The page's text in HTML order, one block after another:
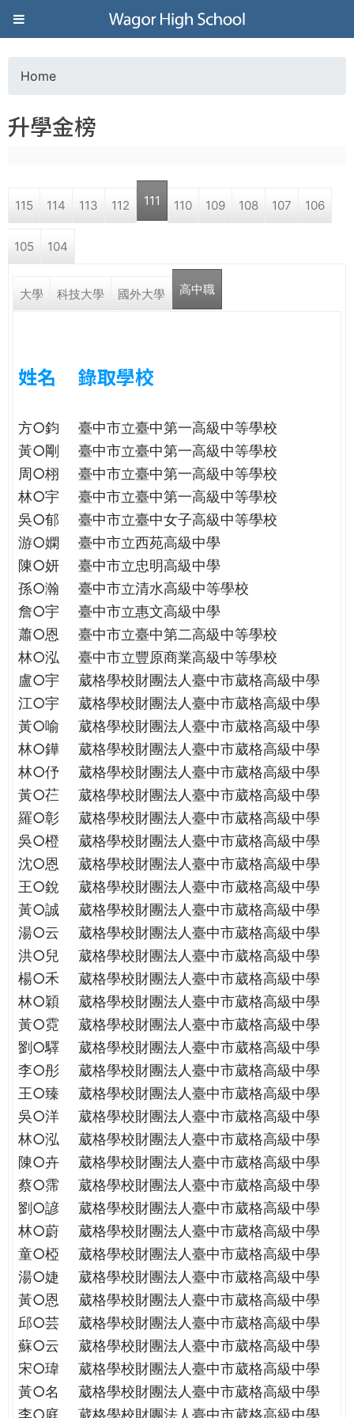
Jump to navigation
葳
格
高
學
民。
WAGOR
TODAY
THE
WORLD
TOMORROW
PUTTING
YOU
THE
PATH
GLOBAL
CITIZENSHIP
o
a
r
e
e
e
Home
升學金榜
115 114 113 112 111 110 109 108 107 106
105 104
大學 科技大學 國外大學 高中職
姓名 錄取學校
方○鈞
臺中市立臺中第一高級中等學校
黃○剛
臺中市立臺中第一高級中等學校
周○栩
臺中市立臺中第一高級中等學校
林○宇
臺中市立臺中第一高級中等學校
吳○郁
臺中市立臺中女子高級中等學校
游○嫻
臺中市立西苑高級中學
陳○妍
臺中市立忠明高級中學
孫○瀚
臺中市立清水高級中等學校
詹○宇
臺中市立惠文高級中學
蕭○恩
臺中市立臺中第二高級中等學校
林○泓
臺中市立豐原商業高級中等學校
盧○宇
葳格學校財團法人臺中市葳格高級中學
江○宇
葳格學校財團法人臺中市葳格高級中學
黃○喻
葳格學校財團法人臺中市葳格高級中學
林○鏵
葳格學校財團法人臺中市葳格高級中學
林○伃
葳格學校財團法人臺中市葳格高級中學
黃○芢
葳格學校財團法人臺中市葳格高級中學
羅○彰
葳格學校財團法人臺中市葳格高級中學
吳○橙
葳格學校財團法人臺中市葳格高級中學
沈○恩
葳格學校財團法人臺中市葳格高級中學
王○銳
葳格學校財團法人臺中市葳格高級中學
黃○誠
葳格學校財團法人臺中市葳格高級中學
湯○云
葳格學校財團法人臺中市葳格高級中學
洪○兒
葳格學校財團法人臺中市葳格高級中學
楊○禾
葳格學校財團法人臺中市葳格高級中學
林○穎
葳格學校財團法人臺中市葳格高級中學
黃○霓
葳格學校財團法人臺中市葳格高級中學
劉○驛
葳格學校財團法人臺中市葳格高級中學
李○彤
葳格學校財團法人臺中市葳格高級中學
王○臻
葳格學校財團法人臺中市葳格高級中學
吳○洋
葳格學校財團法人臺中市葳格高級中學
林○泓
葳格學校財團法人臺中市葳格高級中學
陳○卉
葳格學校財團法人臺中市葳格高級中學
蔡○霈
葳格學校財團法人臺中市葳格高級中學
劉○諺
葳格學校財團法人臺中市葳格高級中學
林○蔚
葳格學校財團法人臺中市葳格高級中學
童○椏
葳格學校財團法人臺中市葳格高級中學
湯○婕
葳格學校財團法人臺中市葳格高級中學
黃○恩
葳格學校財團法人臺中市葳格高級中學
邱○芸
葳格學校財團法人臺中市葳格高級中學
蘇○云
葳格學校財團法人臺中市葳格高級中學
宋○瑋
葳格學校財團法人臺中市葳格高級中學
黃○名
葳格學校財團法人臺中市葳格高級中學
李○庭
葳格學校財團法人臺中市葳格高級中學